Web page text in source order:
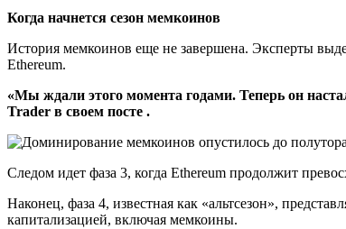
Когда начнется сезон мемкоинов
История мемкоинов еще не завершена. Эксперты
Ethereum.
«Мы ждали этого момента годами. Теперь он
Trader в своем посте .
Следом идет фаза 3, когда Ethereum продолжит
Наконец, фаза 4, известная как «альтсезон»,
капитализацией, включая мемкоины.